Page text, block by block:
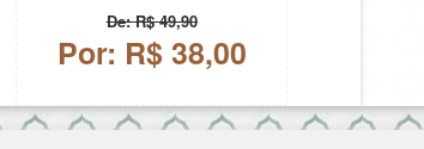
De: R$ 49,90
Por: R$ 38,00